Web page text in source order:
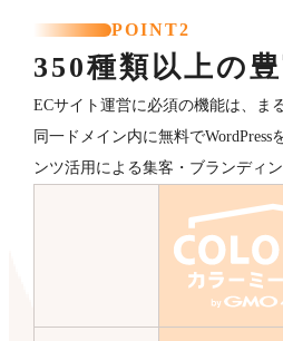
POINT2
350種類以上の
ECサイト運営に必須の機能は、ま
同一ドメイン内に無料で
ンツ活用による集客・ブランディ